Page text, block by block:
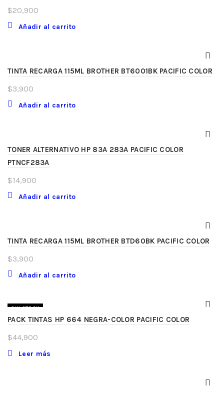
$20,900
Añadir al carrito
TINTA RECARGA 115ML BROTHER BT6001BK PACIFIC COLOR
$3,900
Añadir al carrito
TONER ALTERNATIVO HP 83A 283A PACIFIC COLOR
PTNCF283A
$14,900
Añadir al carrito
TINTA RECARGA 115ML BROTHER BTD60BK PACIFIC COLOR
$3,900
Añadir al carrito
SIN STOCK
PACK TINTAS HP 664 NEGRA-COLOR PACIFIC COLOR
$44,900
Leer más